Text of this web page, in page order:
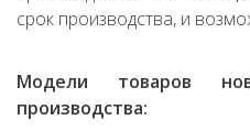
срок производства, и
Модели товаров
производства: